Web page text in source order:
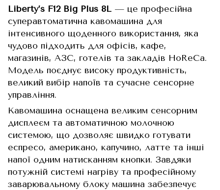
Liberty’s F12 Big Plus 8L — це професійна
суперавтоматична кавомашина для
інтенсивного щоденного використання, яка
чудово підходить для офісів, кафе,
магазинів, АЗС, готелів та закладів HoReCa.
Модель поєднує високу продуктивність,
великий вибір напоїв та сучасне сенсорне
управління.
Кавомашина оснащена великим сенсорним
дисплеєм та автоматичною молочною
системою, що дозволяє швидко готувати
еспресо, американо, капучино, латте та інші
напої одним натисканням кнопки. Завдяки
потужній системі нагріву та професійному
заварювальному блоку машина забезпечує